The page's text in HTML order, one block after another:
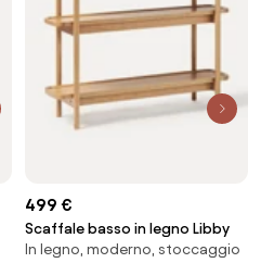
499 €
Scaffale basso in legno Libby
In legno, moderno, stoccaggio